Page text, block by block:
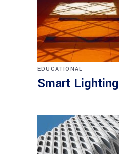
EDUCATIONAL
Smart Lighting